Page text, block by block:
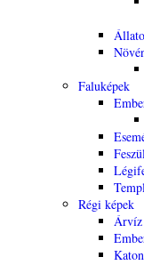
Faluképek
Régi képek
Árvíz